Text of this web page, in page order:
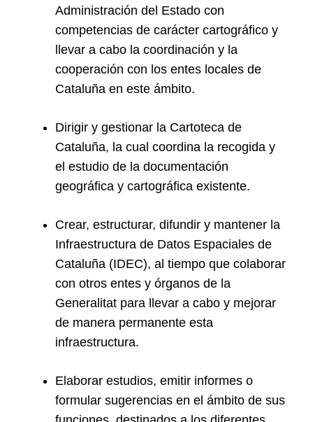
Administración del Estado con
competencias de carácter cartográfico y
llevar a cabo la coordinación y la
cooperación con los entes locales de
Cataluña en este ámbito.
Dirigir y gestionar la Cartoteca de
Cataluña, la cual coordina la recogida y
el estudio de la documentación
geográfica y cartográfica existente.
Crear, estructurar, difundir y mantener la
Infraestructura de Datos Espaciales de
Cataluña (IDEC), al tiempo que colaborar
con otros entes y órganos de la
Generalitat para llevar a cabo y mejorar
de manera permanente esta
infraestructura.
Elaborar estudios, emitir informes o
formular sugerencias en el ámbito de sus